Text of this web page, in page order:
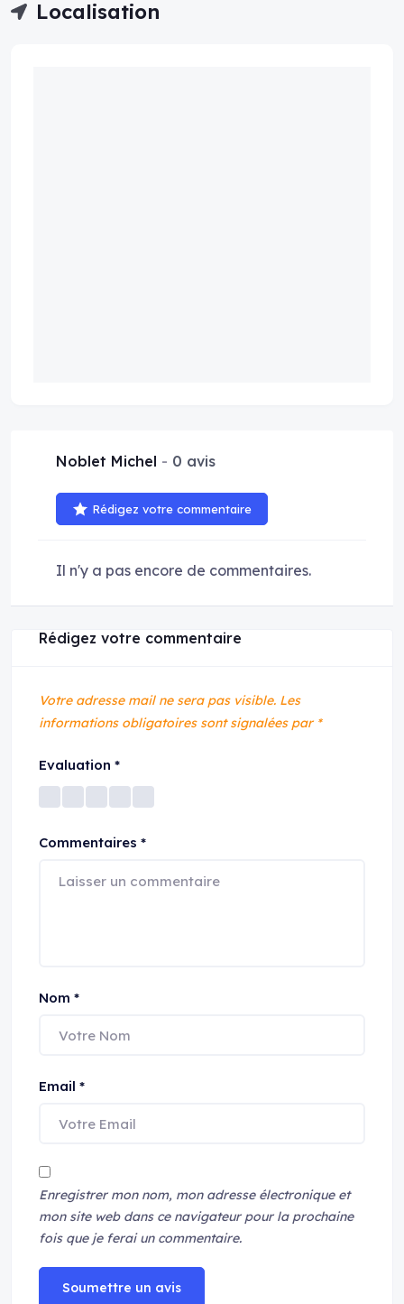
Localisation
Noblet Michel 0 avis
Rédigez votre commentaire
Il n'y a pas encore de commentaires.
Rédigez votre commentaire
Votre adresse mail ne sera pas visible. Les
informations obligatoires sont signalées par *
Evaluation *
Commentaires *
Nom *
Email *
Enregistrer mon nom, mon adresse électronique et
mon site web dans ce navigateur pour la prochaine
fois que je ferai un commentaire.
Soumettre un avis